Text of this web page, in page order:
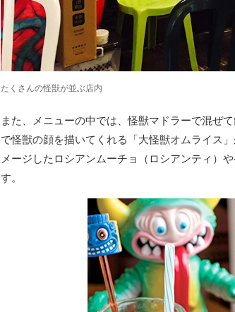
たくさんの怪獣が並ぶ店内
また、メニューの中では、怪獣マドラーで混ぜ
で怪獣の顔を描いてくれる「大怪獣オムライス
メージしたロシアンムーチョ（ロシアンティ）
す。